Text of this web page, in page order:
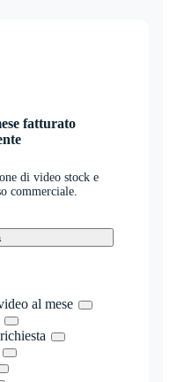
fatturato
di video stock e
commerciale.
al mese